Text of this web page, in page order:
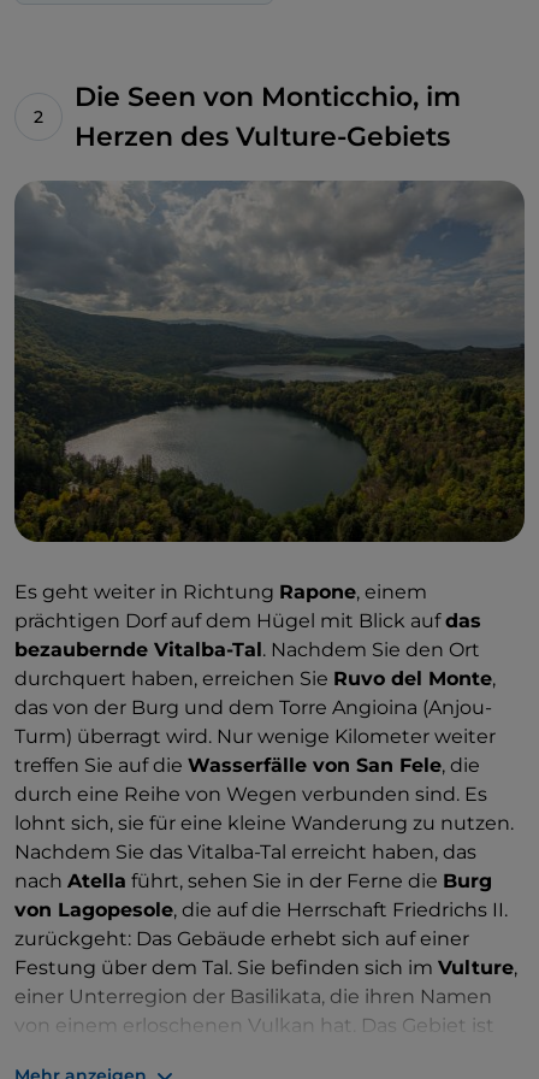
Die Seen von Monticchio, im
Herzen des Vulture-Gebiets
Es geht weiter in Richtung Rapone, einem
prächtigen Dorf auf dem Hügel mit Blick aufdas
bezaubernde Vitalba-Tal. Nachdem Sie den Ort
durchquert haben, erreichen Sie Ruvo del Monte,
das von der Burg und dem Torre Angioina (Anjou-
Turm) überragt wird. Nur wenige Kilometer weiter
treffen Sie auf die Wasserfälle von San Fele, die
durch eine Reihe von Wegen verbunden sind. Es
lohnt sich, sie für eine kleine Wanderung zu nutzen.
Nachdem Sie das Vitalba-Tal erreicht haben, das
nach Atella führt, sehen Sie in der Ferne die Burg
von Lagopesole, die auf die Herrschaft Friedrichs II.
zurückgeht: Das Gebäude erhebt sich auf einer
Festung über dem Tal. Sie befinden sich im Vulture,
einer Unterregion der Basilikata, die ihren Namen
von einem erloschenen Vulkan hat. Das Gebiet ist